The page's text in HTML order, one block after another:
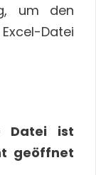
um den
Datei
Datei ist
geöffnet